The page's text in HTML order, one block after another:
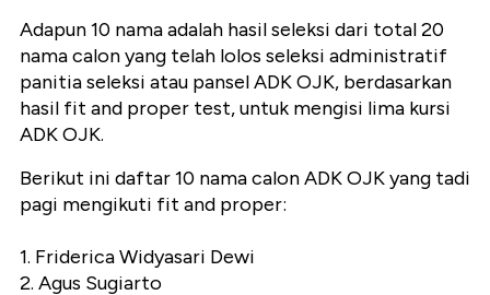
Adapun 10 nama adalah hasil seleksi dari total 20
nama calon yang telah lolos seleksi administratif
panitia seleksi atau pansel ADK OJK, berdasarkan
hasil fit and proper test, untuk mengisi lima kursi
ADK OJK.
Berikut ini daftar 10 nama calon ADK OJK yang tadi
pagi mengikuti fit and proper:
1. Friderica Widyasari Dewi
2. Agus Sugiarto